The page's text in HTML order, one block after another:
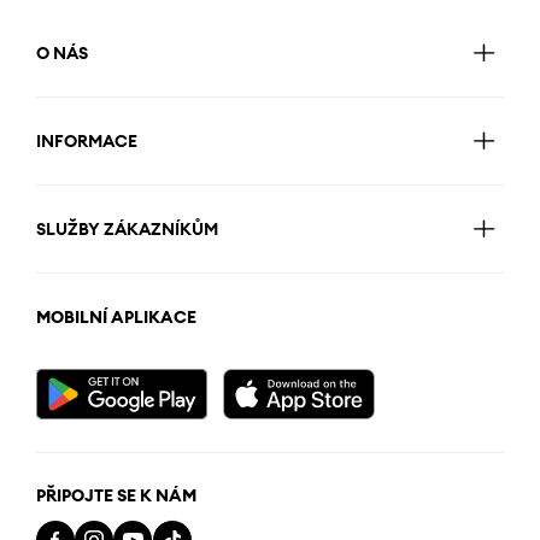
O NÁS
INFORMACE
SLUŽBY ZÁKAZNÍKŮM
MOBILNÍ APLIKACE
PŘIPOJTE SE K NÁM